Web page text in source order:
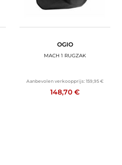
OGIO
MACH 1 RUGZAK
Aanbevolen verkoopprijs:159,95 €
148,70 €